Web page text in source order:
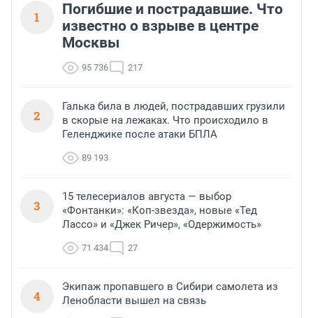
1
Погибшие и пострадавшие. Что
известно о взрыве в центре
Москвы
95 736 217
2
Галька била в людей, пострадавших грузили
в скорые на лежаках. Что происходило в
Геленджике после атаки БПЛА
89 193
3
15 телесериалов августа — выбор
«Фонтанки»: «Коп-звезда», новые «Тед
Лассо» и «Джек Ричер», «Одержимость»
71 434 27
4
Экипаж пропавшего в Сибири самолета из
Ленобласти вышел на связь